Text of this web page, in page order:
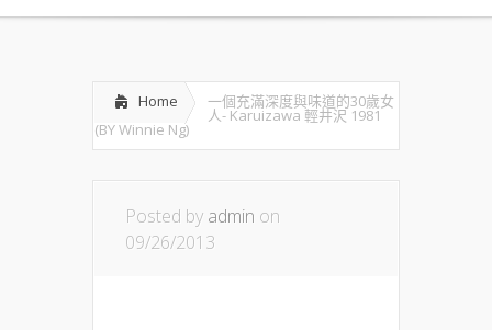
Home 一個充滿深度與味道的30歲女
人- Karuizawa 輕井沢 1981
(BY Winnie Ng)
Posted by admin on
09/26/2013